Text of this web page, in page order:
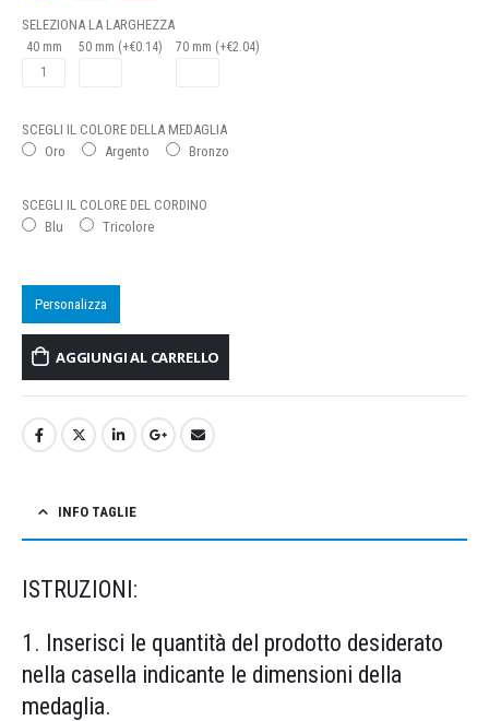
SELEZIONA LA LARGHEZZA
40 mm 50 mm (+€0.14) 70 mm (+€2.04)
SCEGLI IL COLORE DELLA MEDAGLIA
Oro
Argento Bronzo
SCEGLI IL COLORE DEL CORDINO
Blu
Tricolore
Personalizza
AGGIUNGI AL CARRELLO
INFO TAGLIE
ISTRUZIONI:
1. Inserisci le quantità del prodotto desiderato
nella casella indicante le dimensioni della
medaglia.